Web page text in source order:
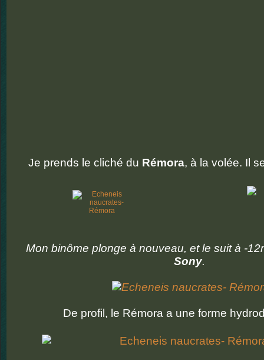
Je prends le cliché du Rémora, à la volée. Il
Mon binôme plonge à nouveau, et le suit à -
Sony.
De profil, le Rémora a une forme